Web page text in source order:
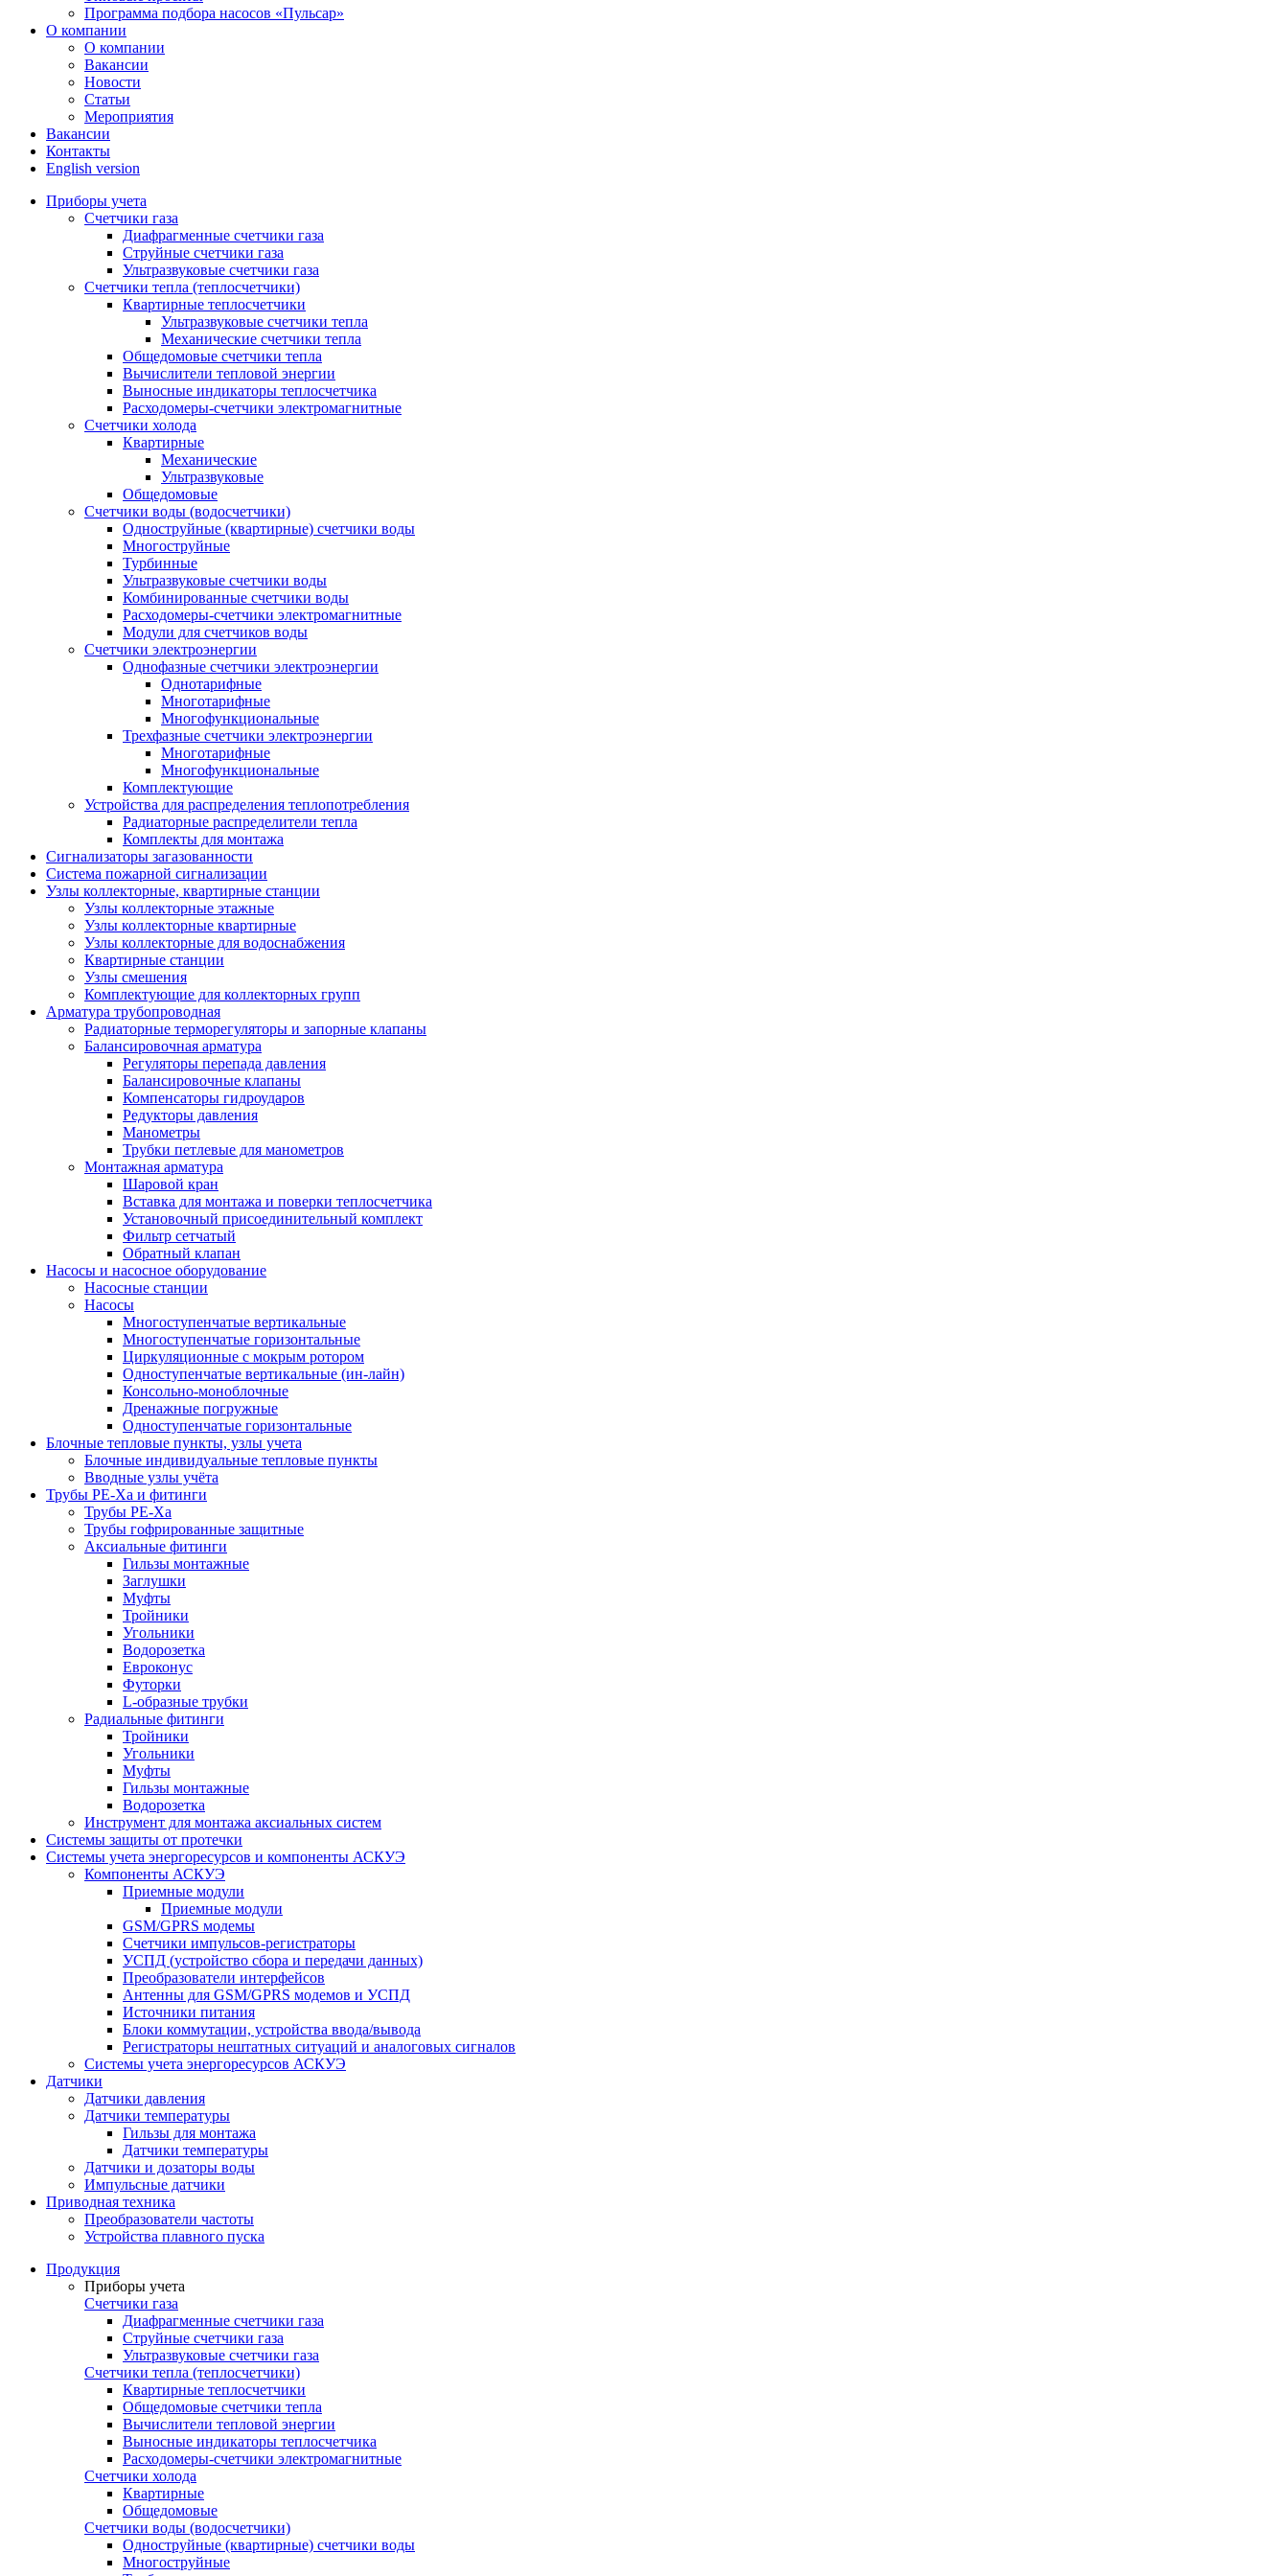
Программа подбора насосов «Пульсар»
О компании
О компании
Вакансии
Новости
Статьи
Мероприятия
Вакансии
Контакты
English version
Приборы учета
Счетчики газа
Диафрагменные счетчики газа
Струйные счетчики газа
Ультразвуковые счетчики газа
Счетчики тепла (теплосчетчики)
Квартирные теплосчетчики
Ультразвуковые счетчики тепла
Механические счетчики тепла
Общедомовые счетчики тепла
Вычислители тепловой энергии
Выносные индикаторы теплосчетчика
Расходомеры-счетчики электромагнитные
Счетчики холода
Квартирные
Механические
Ультразвуковые
Общедомовые
Счетчики воды (водосчетчики)
Одноструйные (квартирные) счетчики воды
Многоструйные
Турбинные
Ультразвуковые счетчики воды
Комбинированные счетчики воды
Расходомеры-счетчики электромагнитные
Модули для счетчиков воды
Счетчики электроэнергии
Однофазные счетчики электроэнергии
Однотарифные
Многотарифные
Многофункциональные
Трехфазные счетчики электроэнергии
Многотарифные
Многофункциональные
Комплектующие
Устройства для распределения теплопотребления
Радиаторные распределители тепла
Комплекты для монтажа
Сигнализаторы загазованности
Система пожарной сигнализации
Узлы коллекторные, квартирные станции
Узлы коллекторные этажные
Узлы коллекторные квартирные
Узлы коллекторные для водоснабжения
Квартирные станции
Узлы смешения
Комплектующие для коллекторных групп
Арматура трубопроводная
Радиаторные терморегуляторы и запорные клапаны
Балансировочная арматура
Регуляторы перепада давления
Балансировочные клапаны
Компенсаторы гидроударов
Редукторы давления
Манометры
Трубки петлевые для манометров
Монтажная арматура
Шаровой кран
Вставка для монтажа и поверки теплосчетчика
Установочный присоединительный комплект
Фильтр сетчатый
Обратный клапан
Насосы и насосное оборудование
Насосные станции
Насосы
Многоступенчатые вертикальные
Многоступенчатые горизонтальные
Циркуляционные с мокрым ротором
Одноступенчатые вертикальные (ин-лайн)
Консольно-моноблочные
Дренажные погружные
Одноступенчатые горизонтальные
Блочные тепловые пункты, узлы учета
Блочные индивидуальные тепловые пункты
Вводные узлы учёта
Трубы РЕ-Ха и фитинги
Трубы РЕ-Ха
Трубы гофрированные защитные
Аксиальные фитинги
Гильзы монтажные
Заглушки
Муфты
Тройники
Угольники
Водорозетка
Евроконус
Футорки
L-образные трубки
Радиальные фитинги
Тройники
Угольники
Муфты
Гильзы монтажные
Водорозетка
Инструмент для монтажа аксиальных систем
Системы защиты от протечки
Системы учета энергоресурсов и компоненты АСКУЭ
Компоненты АСКУЭ
Приемные модули
Приемные модули
GSM/GPRS модемы
Счетчики импульсов-регистраторы
УСПД (устройство сбора и передачи данных)
Преобразователи интерфейсов
Антенны для GSM/GPRS модемов и УСПД
Источники питания
Блоки коммутации, устройства ввода/вывода
Регистраторы нештатных ситуаций и аналоговых сигналов
Системы учета энергоресурсов АСКУЭ
Датчики
Датчики давления
Датчики температуры
Гильзы для монтажа
Датчики температуры
Датчики и дозаторы воды
Импульсные датчики
Приводная техника
Преобразователи частоты
Устройства плавного пуска
Продукция
Приборы учета
Счетчики газа
Диафрагменные счетчики газа
Струйные счетчики газа
Ультразвуковые счетчики газа
Счетчики тепла (теплосчетчики)
Квартирные теплосчетчики
Общедомовые счетчики тепла
Вычислители тепловой энергии
Выносные индикаторы теплосчетчика
Расходомеры-счетчики электромагнитные
Счетчики холода
Квартирные
Общедомовые
Счетчики воды (водосчетчики)
Одноструйные (квартирные) счетчики воды
Многоструйные